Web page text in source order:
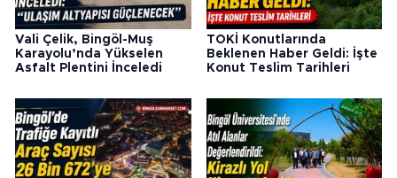
Vali Çelik, Bingöl-Muş
Karayolu’nda Yükselen
Asfalt Plentini İnceledi
TOKİ Konutlarında
Beklenen Haber Geldi: İşte
Konut Teslim Tarihleri